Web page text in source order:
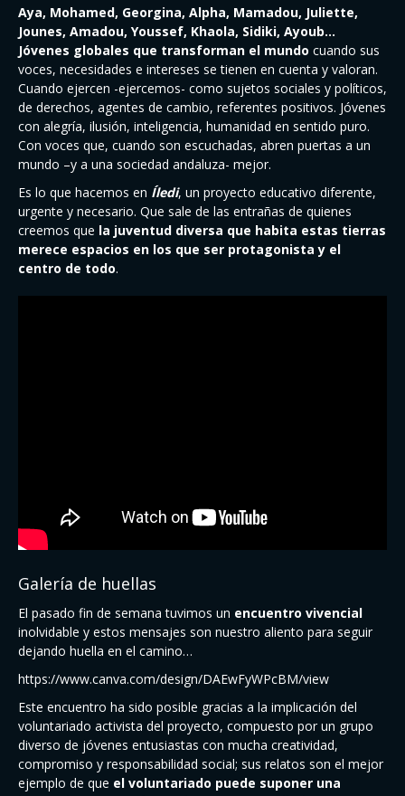
Aya, Mohamed, Georgina, Alpha, Mamadou, Juliette,
Jounes, Amadou, Youssef, Khaola, Sidiki, Ayoub…
Jóvenes globales que transforman el mundo cuando sus
voces, necesidades e intereses se tienen en cuenta y valoran.
Cuando ejercen -ejercemos- como sujetos sociales y políticos,
de derechos, agentes de cambio, referentes positivos. Jóvenes
con alegría, ilusión, inteligencia, humanidad en sentido puro.
Con voces que, cuando son escuchadas, abren puertas a un
mundo –y a una sociedad andaluza- mejor.
Es lo que hacemos en Íledi, un proyecto educativo diferente,
urgente y necesario. Que sale de las entrañas de quienes
creemos que la juventud diversa que habita estas tierras
merece espacios en los que ser protagonista y el
centro de todo.
Galería de huellas
El pasado fin de semana tuvimos un encuentro vivencial
inolvidable y estos mensajes son nuestro aliento para seguir
dejando huella en el camino…
https://www.canva.com/design/DAEwFyWPcBM/view
Este encuentro ha sido posible gracias a la implicación del
voluntariado activista del proyecto, compuesto por un grupo
diverso de jóvenes entusiastas con mucha creatividad,
compromiso y responsabilidad social; sus relatos son el mejor
ejemplo de que el voluntariado puede suponer una